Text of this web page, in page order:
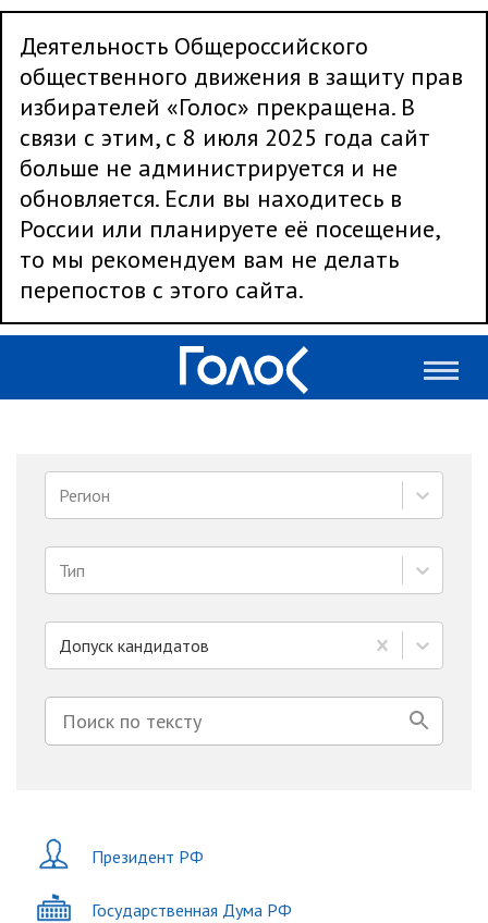
Деятельность Общероссийского
общественного движения в защиту прав
избирателей «Голос» прекращена. В
связи с этим, с 8 июля 2025 года сайт
больше не администрируется и не
обновляется. Если вы находитесь в
России или планируете её посещение,
то мы рекомендуем вам не делать
перепостов с этого сайта.
Регион
Тип
Допуск кандидатов
Президент РФ
Государственная Дума РФ